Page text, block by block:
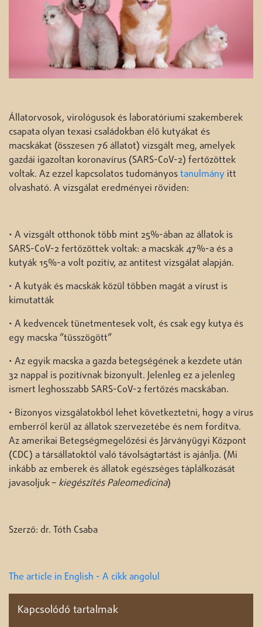
Állatorvosok, virológusok és laboratóriumi szakemberek
csapata olyan texasi családokban élő kutyákat és
macskákat (összesen 76 állatot) vizsgált meg, amelyek
gazdái igazoltan koronavírus (SARS-CoV-2) fertőzöttek
voltak. Az ezzel kapcsolatos tudományostanulmány itt
olvasható. A vizsgálat eredményei röviden:
• A vizsgált otthonok több mint 25%-ában az állatok is
SARS-CoV-2 fertőzöttek voltak: a macskák 47%-a és a
kutyák 15%-a volt pozitív, az antitest vizsgálat alapján.
• A kutyák és macskák közül többen magát a vírust is
kimutatták
• A kedvencek tünetmentesek volt, és csak egy kutya és
egy macska ”tüsszögött”
• Az egyik macska a gazda betegségének a kezdete után
32 nappal is pozitívnak bizonyult. Jelenleg ez a jelenleg
ismert leghosszabb SARS-CoV-2 fertőzés macskában.
• Bizonyos vizsgálatokból lehet következtetni, hogy a vírus
emberről kerül az állatok szervezetébe és nem fordítva.
Az amerikai Betegségmegelőzési és Járványügyi Központ
(CDC) a társállatoktól való távolságtartást is ajánlja. (Mi
inkább az emberek és állatok egészséges táplálkozását
javasoljuk – kiegészítés Paleomedicina)
Szerző: dr. Tóth Csaba
The article in English - A cikk angolul
Kapcsolódó tartalmak